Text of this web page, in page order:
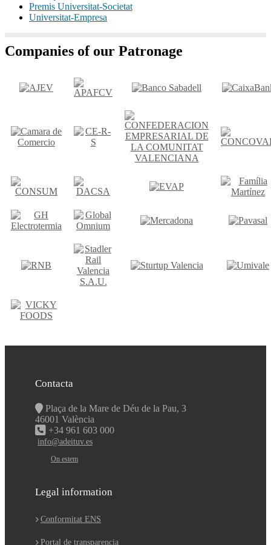
Premis Universitat-Societat
Universitat-Empresa
Companies of our Patronage
Contacta
Plaça de la Mare de Déu de la Pau, 3
46001 València
+34 961 603 000
info@adeituv.es
On estem
Legal information
Conformitat ENS
Portal de transparencia